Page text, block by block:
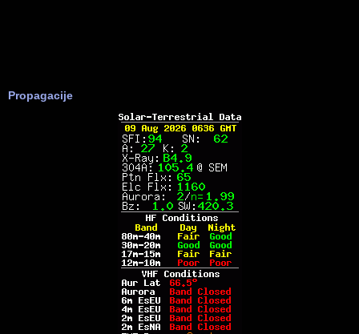
Propagacije